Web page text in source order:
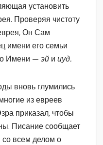
установить
Проверяя чистоту
Он Сам
имени его семьи
Имени — эй и иуд.
вновь глумились
из евреев
приказал, чтобы
Писание сообщает
со всем делом о